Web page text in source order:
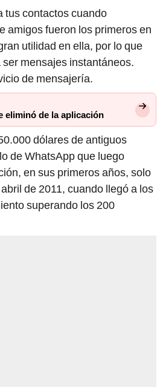
tus contactos cuando
amigos fueron los primeros en
utilidad en ella, por lo que
mensajes instantáneos.
de mensajería.
eliminó de la aplicación
dólares de antiguos
de WhatsApp que luego
en sus primeros años, solo
de 2011, cuando llegó a los
superando los 200